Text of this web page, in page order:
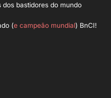
bastidores do mundo
(e campeão mundial) BnCI!